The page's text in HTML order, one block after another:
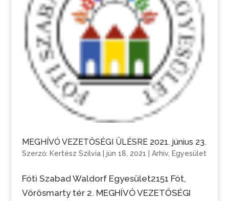
MEGHÍVÓ VEZETŐSÉGI ÜLÉSRE 2021. június 23.
Szerző: Kertész Szilvia| jún 18, 2021 Arhív, Egyesület
Fóti Szabad Waldorf Egyesület2151 Fót,
Vörösmarty tér 2. MEGHÍVÓ VEZETŐSÉGI